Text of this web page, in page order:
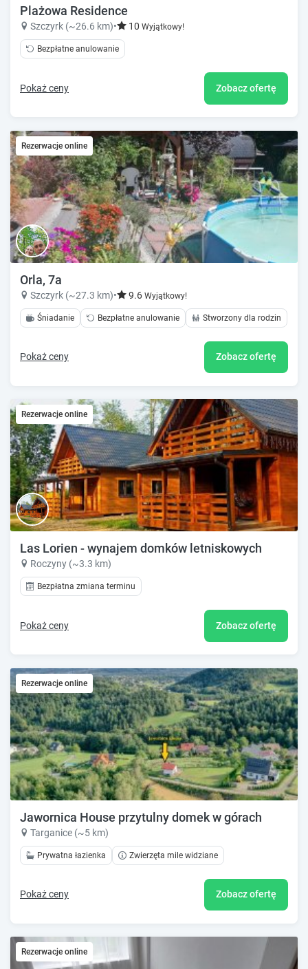
Plażowa Residence
Szczyrk (~26.6 km)• 10 Wyjątkowy!
Bezpłatne anulowanie
Pokaż ceny Zobacz ofertę
Rezerwacje online
Orla, 7a
Szczyrk (~27.3 km)• 9.6 Wyjątkowy!
Śniadanie Bezpłatne anulowanie Stworzony dla rodzin
Pokaż ceny Zobacz ofertę
Rezerwacje online
Las Lorien - wynajem domków letniskowych
Roczyny (~3.3 km)
Bezpłatna zmiana terminu
Pokaż ceny Zobacz ofertę
Rezerwacje online
Jawornica House przytulny domek w górach
Targanice (~5 km)
Prywatna łazienka Zwierzęta mile widziane
Pokaż ceny Zobacz ofertę
Rezerwacje online